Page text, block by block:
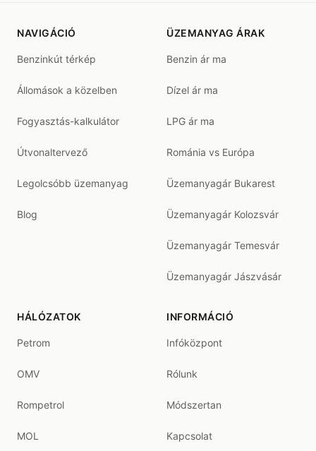
NAVIGÁCIÓ
Benzinkút térkép
Állomások a közelben
Fogyasztás-kalkulátor
Útvonaltervező
Legolcsóbb üzemanyag
Blog
ÜZEMANYAG ÁRAK
Benzin ár ma
Dízel ár ma
LPG ár ma
Románia vs Európa
Üzemanyagár Bukarest
Üzemanyagár Kolozsvár
Üzemanyagár Temesvár
Üzemanyagár Jászvásár
HÁLÓZATOK
Petrom
OMV
Rompetrol
MOL
INFORMÁCIÓ
Infóközpont
Rólunk
Módszertan
Kapcsolat